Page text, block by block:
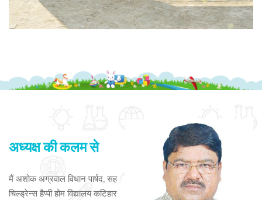
अध्यक्ष की कलम से
मैं अशोक अग्रवाल विधान पार्षद, सह
चिल्ड्रेन्स हैप्पी होम विद्यालय कटिहार